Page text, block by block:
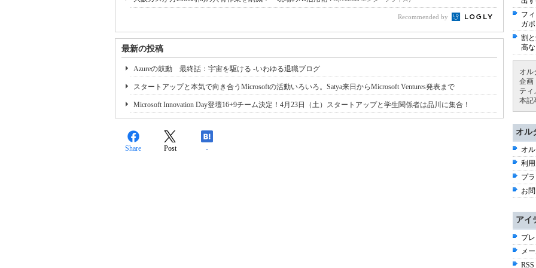
Recommended by
最新の投稿
Azureの鼓動 最終話：宇宙を駆ける -いわゆる退職ブログ
スタートアップと本気で向き合うMicrosoftの活動いろいろ。Satya来日からMicrosoft Ventures発表まで
Microsoft Innovation Day登壇16+9チーム決定！4月23日（土）スタートアップと学生関係者は品川に集合！
Share Post -
フ
ガ
割
高
オル
企画
ティ
本記
オル
オ
利
プ
お
アイ
プ
メ
RSS